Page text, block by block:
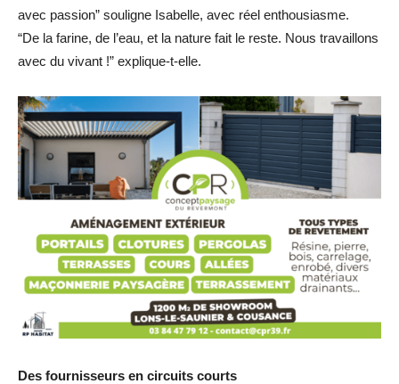
avec passion” souligne Isabelle, avec réel enthousiasme.
“De la farine, de l’eau, et la nature fait le reste. Nous travaillons
avec du vivant !” explique-t-elle.
Des fournisseurs en circuits courts